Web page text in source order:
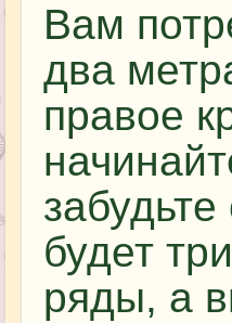
Вам
два
правое
будет
ряды, а